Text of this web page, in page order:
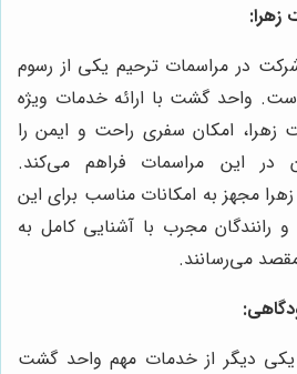
زهرا:
در مراسمات ترحیم یکی از رسوم
واحد گشت با ارائه خدمات ویژه
زهرا، امکان سفری راحت و ایمن را
در این مراسمات فراهم می‌کند.
مجهز به امکانات مناسب برای این
رانندگان مجرب با آشنایی کامل به
می‌رسانند.
یکی دیگر از خدمات مهم واحد گشت